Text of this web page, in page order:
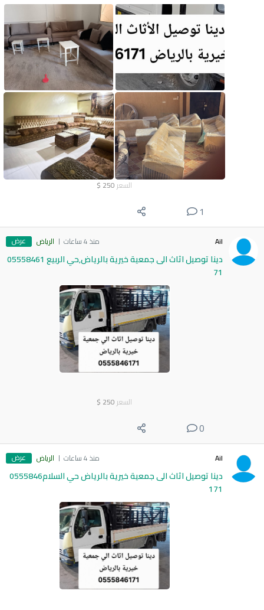
السعر 250
$
1
Ail منذ 4 ساعات الرياض عرض
دينا توصيل اثاث الى جمعية خيرية بالرياض,حي الربيع 05558461
71
السعر 250
$
0
Ail منذ 4 ساعات الرياض عرض
دينا توصيل اثاث الى جمعية خيرية بالرياض حي السلام0555846
171